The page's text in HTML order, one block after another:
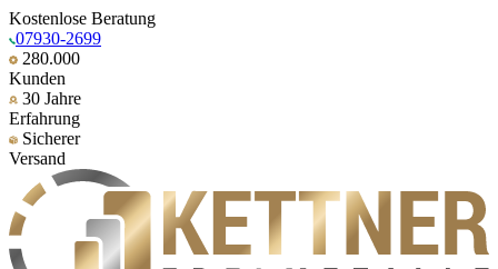
Kostenlose Beratung
07930-2699
280.000
Kunden
30 Jahre
Erfahrung
Sicherer
Versand